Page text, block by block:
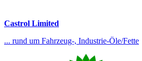
Castrol Limited
... rund um Fahrzeug-, Industrie-Öle/Fette